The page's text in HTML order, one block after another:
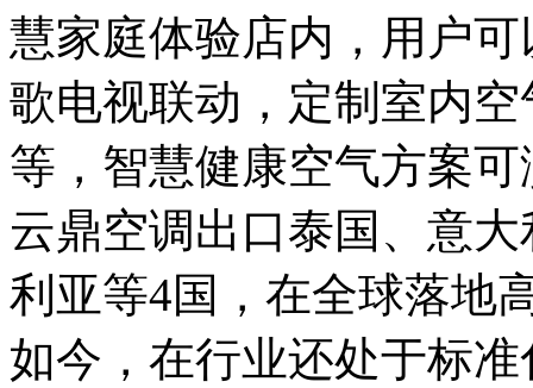
慧家庭体验店内，用户
歌电视联动，定制室内
等，智慧健康空气方案
云鼎空调出口泰国、意
利亚等4国，在全球落地
如今，在行业还处于标